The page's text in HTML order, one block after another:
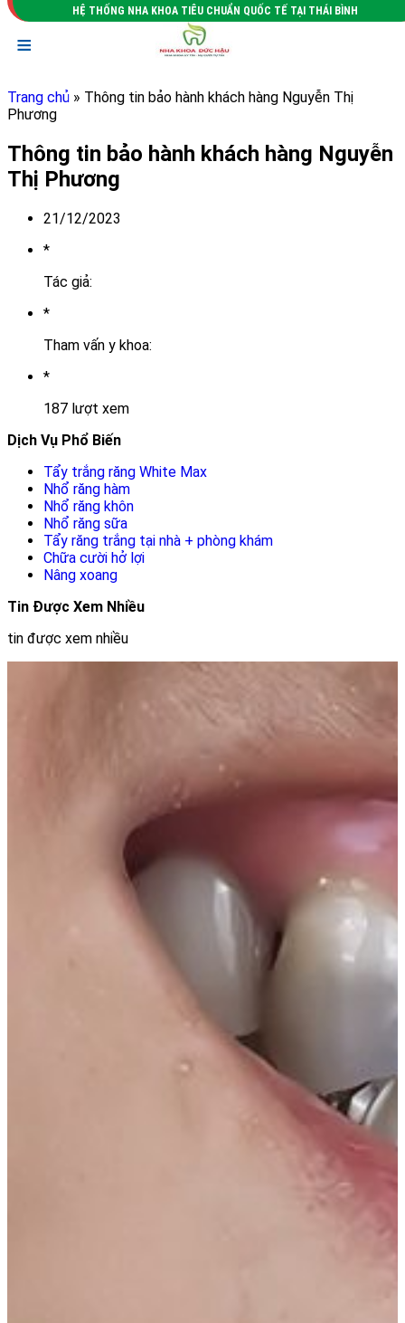
HỆ THỐNG NHA KHOA TIÊU CHUẨN QUỐC TẾ TẠI THÁI BÌNH
≡
Trang chủ » Thông tin bảo hành khách hàng Nguyễn Thị
Phương
Thông tin bảo hành khách hàng Nguyễn
Thị Phương
21/12/2023
*
Tác giả:
*
Tham vấn y khoa:
*
187 lượt xem
Dịch Vụ Phổ Biến
Tẩy trắng răng White Max
Nhổ răng hàm
Nhổ răng khôn
Nhổ răng sữa
Tẩy răng trắng tại nhà + phòng khám
Chữa cười hở lợi
Nâng xoang
Tin Được Xem Nhiều
tin được xem nhiều